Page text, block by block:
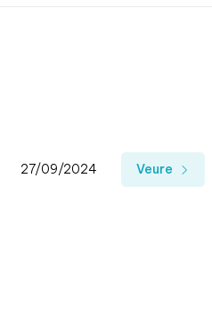
27/09/2024 Veure